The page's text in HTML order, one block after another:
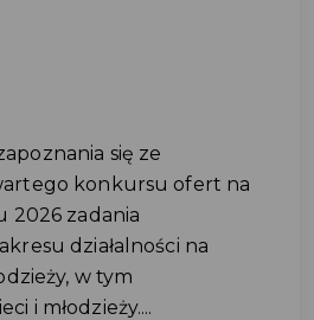
się ze
konkursu ofert na
2026 zadania
działalności na
w tym
i młodzieży....